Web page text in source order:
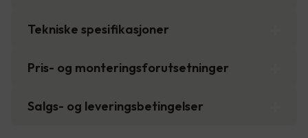
Tekniske spesifikasjoner
Pris- og monteringsforutsetninger
Salgs- og leveringsbetingelser